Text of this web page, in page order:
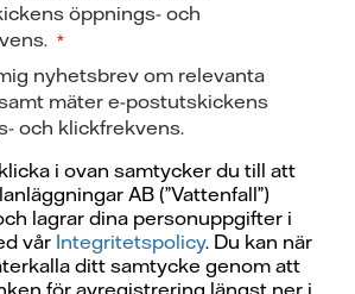
öppnings- och
nyhetsbrev om relevanta
mäter e-postutskickens
och klickfrekvens.
i ovan samtycker du till att
AB (”Vattenfall”)
lagrar dina personuppgifter i
vår Integritetspolicy. Du kan när
ditt samtycke genom att
för avregistrering längst ner i